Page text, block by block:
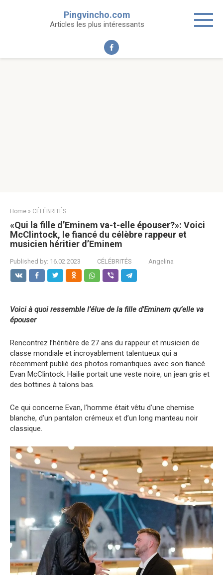
Pingvincho.com
Articles les plus intéressants
Home » CÉLÉBRITÉS
«Qui la fille d’Eminem va-t-elle épouser?»: Voici
McClintock, le fiancé du célèbre rappeur et
musicien héritier d’Eminem
Published by: 16.02.2023 CÉLÉBRITÉS Angelina
Voici à quoi ressemble l’élue de la fille d’Eminem qu’elle va
épouser
Rencontrez l’héritière de 27 ans du rappeur et musicien de
classe mondiale et incroyablement talentueux qui a
récemment publié des photos romantiques avec son fiancé
Evan McClintock. Hailie portait une veste noire, un jean gris et
des bottines à talons bas.
Ce qui concerne Evan, l’homme était vêtu d’une chemise
blanche, d’un pantalon crémeux et d’un long manteau noir
classique.